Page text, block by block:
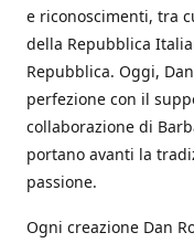
e riconoscimenti, tra
della Repubblica
Repubblica. Oggi,
perfezione con il
collaborazione di
portano avanti la
passione.
Ogni creazione Dan